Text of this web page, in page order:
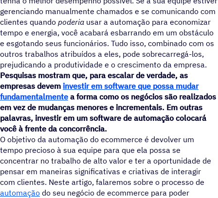
gerenciando manualmente chamados e se comunicando com
clientes quando poderia usar a automação para economizar
tempo e energia, você acabará esbarrando em um obstáculo
e esgotando seus funcionários. Tudo isso, combinado com os
outros trabalhos atribuídos a eles, pode sobrecarregá-los,
prejudicando a produtividade e o crescimento da empresa.
Pesquisas mostram que, para escalar de verdade, as
empresas devem investir em software que possa mudar
fundamentalmente a forma como os negócios são realizados
em vez de mudanças menores e incrementais. Em outras
palavras, investir em um software de automação colocar
você à frente da concorrência.
O objetivo da automação do ecommerce é devolver um
tempo precioso à sua equipe para que ela possa se
concentrar no trabalho de alto valor e ter a oportunidade de
pensar em maneiras significativas e criativas de interagir
com clientes. Neste artigo, falaremos sobre o processo de
automação do seu negócio de ecommerce para poder